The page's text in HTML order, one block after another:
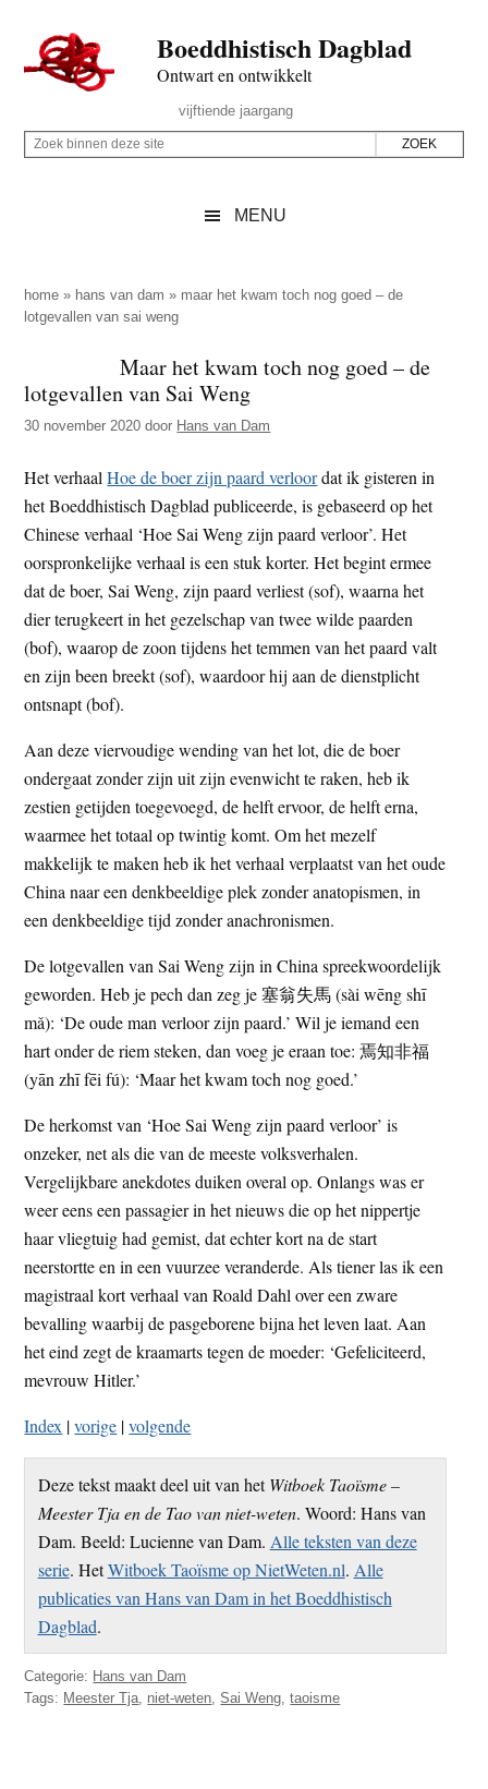
naar
de
inhoud
secondary
naar
de
sidebar
naar
de
Boeddhistisch Dagblad
Ontwart en ontwikkelt
Rechts
vijftiende jaargang
Z
p
d
z
e
i
t
e
Z
i
n
n
d
z
e
s
i
t
e
MENU
home » hans van dam » maar het kwam toch nog goed – de
lotgevallen van sai weng
Maar het kwam toch nog goed – de
lotgevallen van Sai Weng
30 november 2020 door Hans van Dam
Het verhaalHoe de boer zijn paard verloordat ik gisteren in
het Boeddhistisch Dagblad publiceerde, is gebaseerd op het
Chinese verhaal ‘Hoe Sai Weng zijn paard verloor’. Het
oorspronkelijke verhaal is een stuk korter. Het begint ermee
dat de boer, Sai Weng, zijn paard verliest (sof), waarna het
dier terugkeert in het gezelschap van twee wilde paarden
(bof), waarop de zoon tijdens het temmen van het paard valt
en zijn been breekt (sof), waardoor hij aan de dienstplicht
ontsnapt (bof).
Aan deze viervoudige wending van het lot, die de boer
ondergaat zonder zijn uit zijn evenwicht te raken, heb ik
zestien getijden toegevoegd, de helft ervoor, de helft erna,
waarmee het totaal op twintig komt. Om het mezelf
makkelijk te maken heb ik het verhaal verplaatst van het oude
China naar een denkbeeldige plek zonder anatopismen, in
een denkbeeldige tijd zonder anachronismen.
De lotgevallen van Sai Weng zijn in China spreekwoordelijk
geworden. Heb je pech dan zeg je 塞翁失馬 (sài wēng shī
mǎ): ‘De oude man verloor zijn paard.’ Wil je iemand een
hart onder de riem steken, dan voeg je eraan toe: 焉知非福
(yān zhī fēi fú): ‘Maar het kwam toch nog goed.’
De herkomst van ‘Hoe Sai Weng zijn paard verloor’ is
onzeker, net als die van de meeste volksverhalen.
Vergelijkbare anekdotes duiken overal op. Onlangs was er
weer eens een passagier in het nieuws die op het nippertje
haar vliegtuig had gemist, dat echter kort na de start
neerstortte en in een vuurzee veranderde. Als tiener las ik een
magistraal kort verhaal van Roald Dahl over een zware
bevalling waarbij de pasgeborene bijna het leven laat. Aan
het eind zegt de kraamarts tegen de moeder: ‘Gefeliciteerd,
mevrouw Hitler.’
Index |vorige |volgende
Deze tekst maakt deel uit van hetWitboek Taoïsme –
Meester Tja en de Tao van niet-weten. Woord: Hans van
Dam. Beeld: Lucienne van Dam. Alle teksten van deze
serie. HetWitboek Taoïsme op NietWeten.nl. Alle
publicaties van Hans van Dam in het Boeddhistisch
Dagblad.
Categorie: Hans van Dam
Tags: Meester Tja, niet-weten,Sai Weng,taoisme